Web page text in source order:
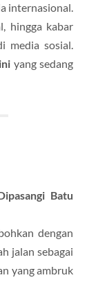
internasional.
hingga kabar
media sosial.
yang sedang
Batu
dengan
jalan sebagai
yang ambruk